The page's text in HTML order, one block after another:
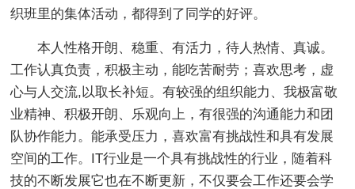
织班里的集体活动，都得到了同学的好评。
本人性格开朗、稳重、有活力，待人热情、真诚。
工作认真负责，积极主动，能吃苦耐劳；喜欢思考，虚
心与人交流,以取长补短。有较强的组织能力、我极富敬
业精神、积极开朗、乐观向上，有很强的沟通能力和团
队协作能力。能承受压力，喜欢富有挑战性和具有发展
空间的工作。IT行业是一个具有挑战性的行业，随着科
技的不断发展它也在不断更新，不仅要会工作还要会学